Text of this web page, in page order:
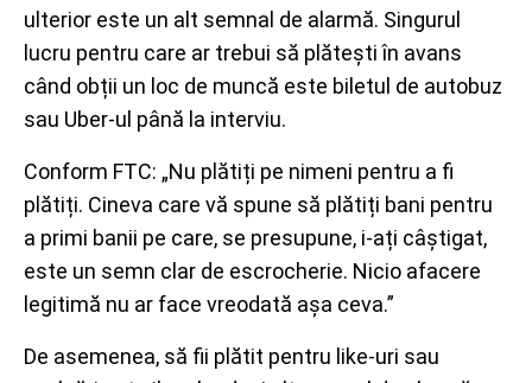
ulterior este un alt semnal de alarmă. Singurul
lucru pentru care ar trebui să plătești în avans
când obții un loc de muncă este biletul de autobuz
sau Uber-ul până la interviu.
Conform FTC: „Nu plătiți pe nimeni pentru a fi
plătiți. Cineva care vă spune să plătiți bani pentru
a primi banii pe care, se presupune, i-ați câștigat,
este un semn clar de escrocherie. Nicio afacere
legitimă nu ar face vreodată așa ceva.”
De asemenea, să fii plătit pentru like-uri sau